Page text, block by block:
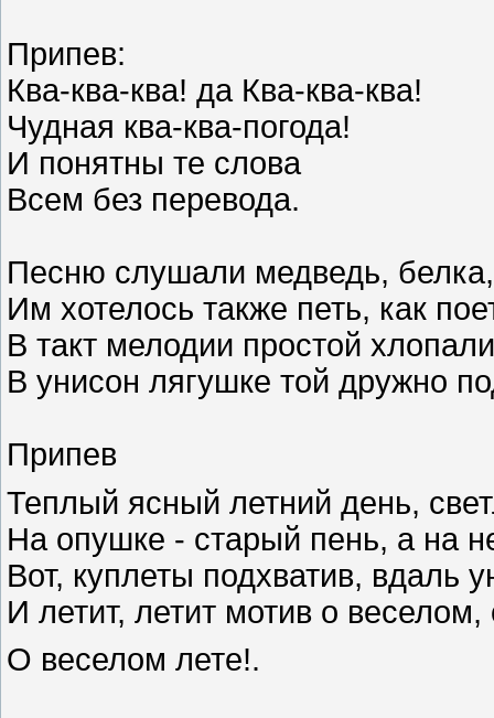
Припев:
Ква-ква-ква! да Ква-ква-ква!
Чудная ква-ква-погода!
И понятны те слова
Всем без перевода.
Песню слушали медведь,
Им хотелось также петь, как
В такт мелодии простой
В унисон лягушке той дружно
Припев
Теплый ясный летний день,
На опушке - старый пень, а на
Вот, куплеты подхватив, вдаль
И летит, летит мотив о
О веселом лете!.